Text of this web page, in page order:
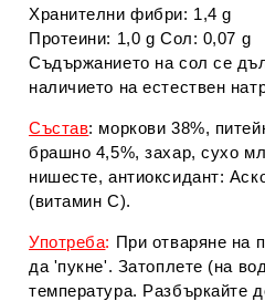
Хранителни фибри: 1,4 g
Протеини: 1,0 g Сол: 0,07 g
Съдържанието на сол се
наличието на естествен
Състав: моркови 38%,
брашно 4,5%, захар, сухо
нишесте, антиоксидант:
(витамин С).
Употреба: При отваряне на
да 'пукне'. Затоплете (на
температура. Разбъркайте